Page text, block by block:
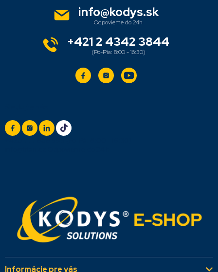
Informácie pre vás
info@kodys.sk
+421 2 4342 3844